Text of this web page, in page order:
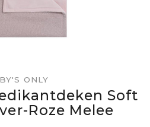
ONLY
Soft
Roze Melee